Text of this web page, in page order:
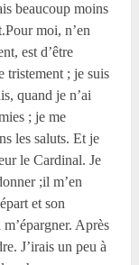
beaucoup moins
moi, n’en
est d’être
tristement ; je suis
quand je n’ai
; je me
les saluts. Et je
le Cardinal. Je
;il m’en
et son
Après
J’irais un peu à